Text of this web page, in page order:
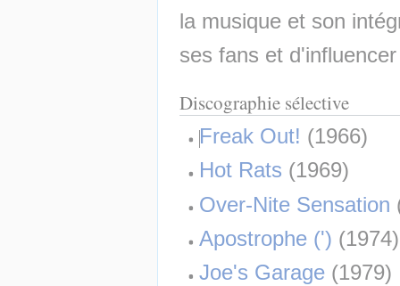
la musique et son
ses fans et
Discographie sélective
Freak Out! (1966)
Hot Rats (1969)
Over-Nite Sensation
Apostrophe (') (1974)
Joe's Garage (1979)